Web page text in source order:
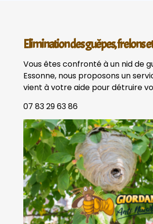
Elimination des guêpes, frelons
Vous êtes confronté à un nid de
Essonne, nous proposons un
vient à votre aide pour détruire
07 83 29 63 86